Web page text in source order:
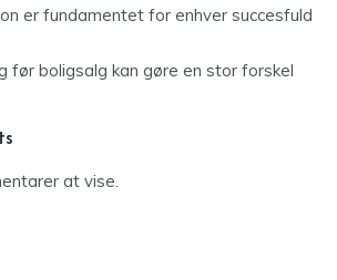
er fundamentet for enhver succesfuld
før boligsalg kan gøre en stor forskel
at vise.